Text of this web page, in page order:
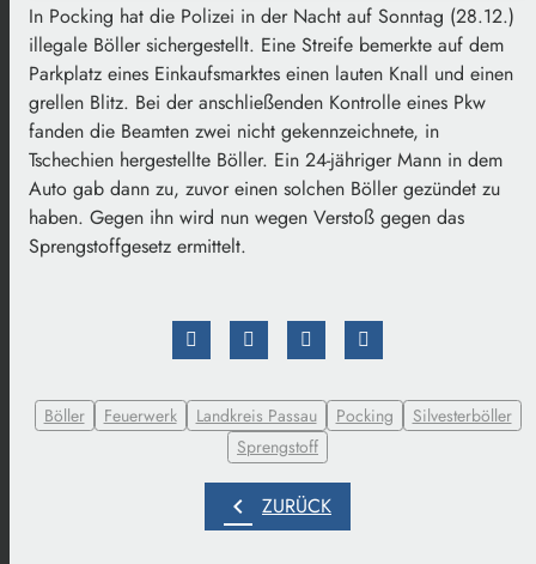
In Pocking hat die Polizei in der Nacht auf Sonntag (28.12.)
illegale Böller sichergestellt. Eine Streife bemerkte auf dem
Parkplatz eines Einkaufsmarktes einen lauten Knall und einen
grellen Blitz. Bei der anschließenden Kontrolle eines Pkw
fanden die Beamten zwei nicht gekennzeichnete, in
Tschechien hergestellte Böller. Ein 24-jähriger Mann in dem
Auto gab dann zu, zuvor einen solchen Böller gezündet zu
haben. Gegen ihn wird nun wegen Verstoß gegen das
Sprengstoffgesetz ermittelt.
Böller Feuerwerk Landkreis Passau Pocking
Silvesterböller
Sprengstoff
chevron_left ZURÜCK